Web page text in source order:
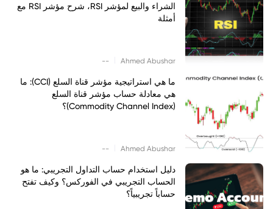
الشراء والبيع لمؤشر RSI، شرح مؤشر RSI مع
أمثلة
Ahmed Abushar
--
ما هي استراتيجية مؤشر قناة السلع (CCI): ما
هي معادلة حساب مؤشر قناة السلع
(Commodity Channel Index)؟
Ahmed Abushar
--
دليل استخدام حساب التداول التجريبي: ما هو
الحساب التجريبي في الفوركس؟ وكيف تفتح
حساباً تجريبياً؟